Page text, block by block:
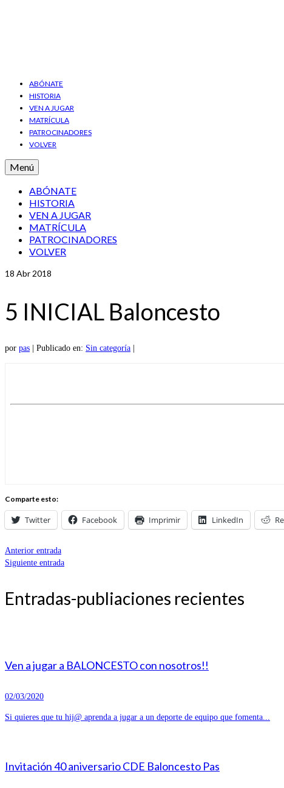
ABÓNATE
HISTORIA
VEN A JUGAR
MATRÍCULA
PATROCINADORES
VOLVER
Menú
ABÓNATE
HISTORIA
VEN A JUGAR
MATRÍCULA
PATROCINADORES
VOLVER
18 Abr 2018
5 INICIAL Baloncesto
por pas Publicado en: Sin categoría
Comparte esto:
Twitter Facebook Imprimir LinkedIn
Anterior entrada
Siguiente entrada
Entradas-publiaciones recientes
Ven a jugar a BALONCESTO con nosotros!!
02/03/2020
Si quieres que tu hij@ aprenda a jugar a un deporte de equipo que fomenta...
Invitación 40 aniversario CDE Baloncesto Pas